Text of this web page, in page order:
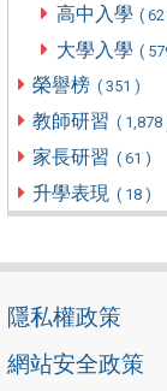
高中入學 ( 62
大學入學 (
榮譽榜 ( 351 )
教師研習 ( 1,878
家長研習 ( 61 )
升學表現 ( 18 )
隱私權政策
網站安全政策